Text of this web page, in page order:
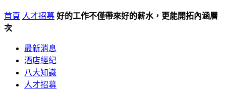
首頁 人才招募 好的工作不僅帶來好的薪水，更能開拓內涵層
次
最新消息
酒店經紀
八大知識
人才招募